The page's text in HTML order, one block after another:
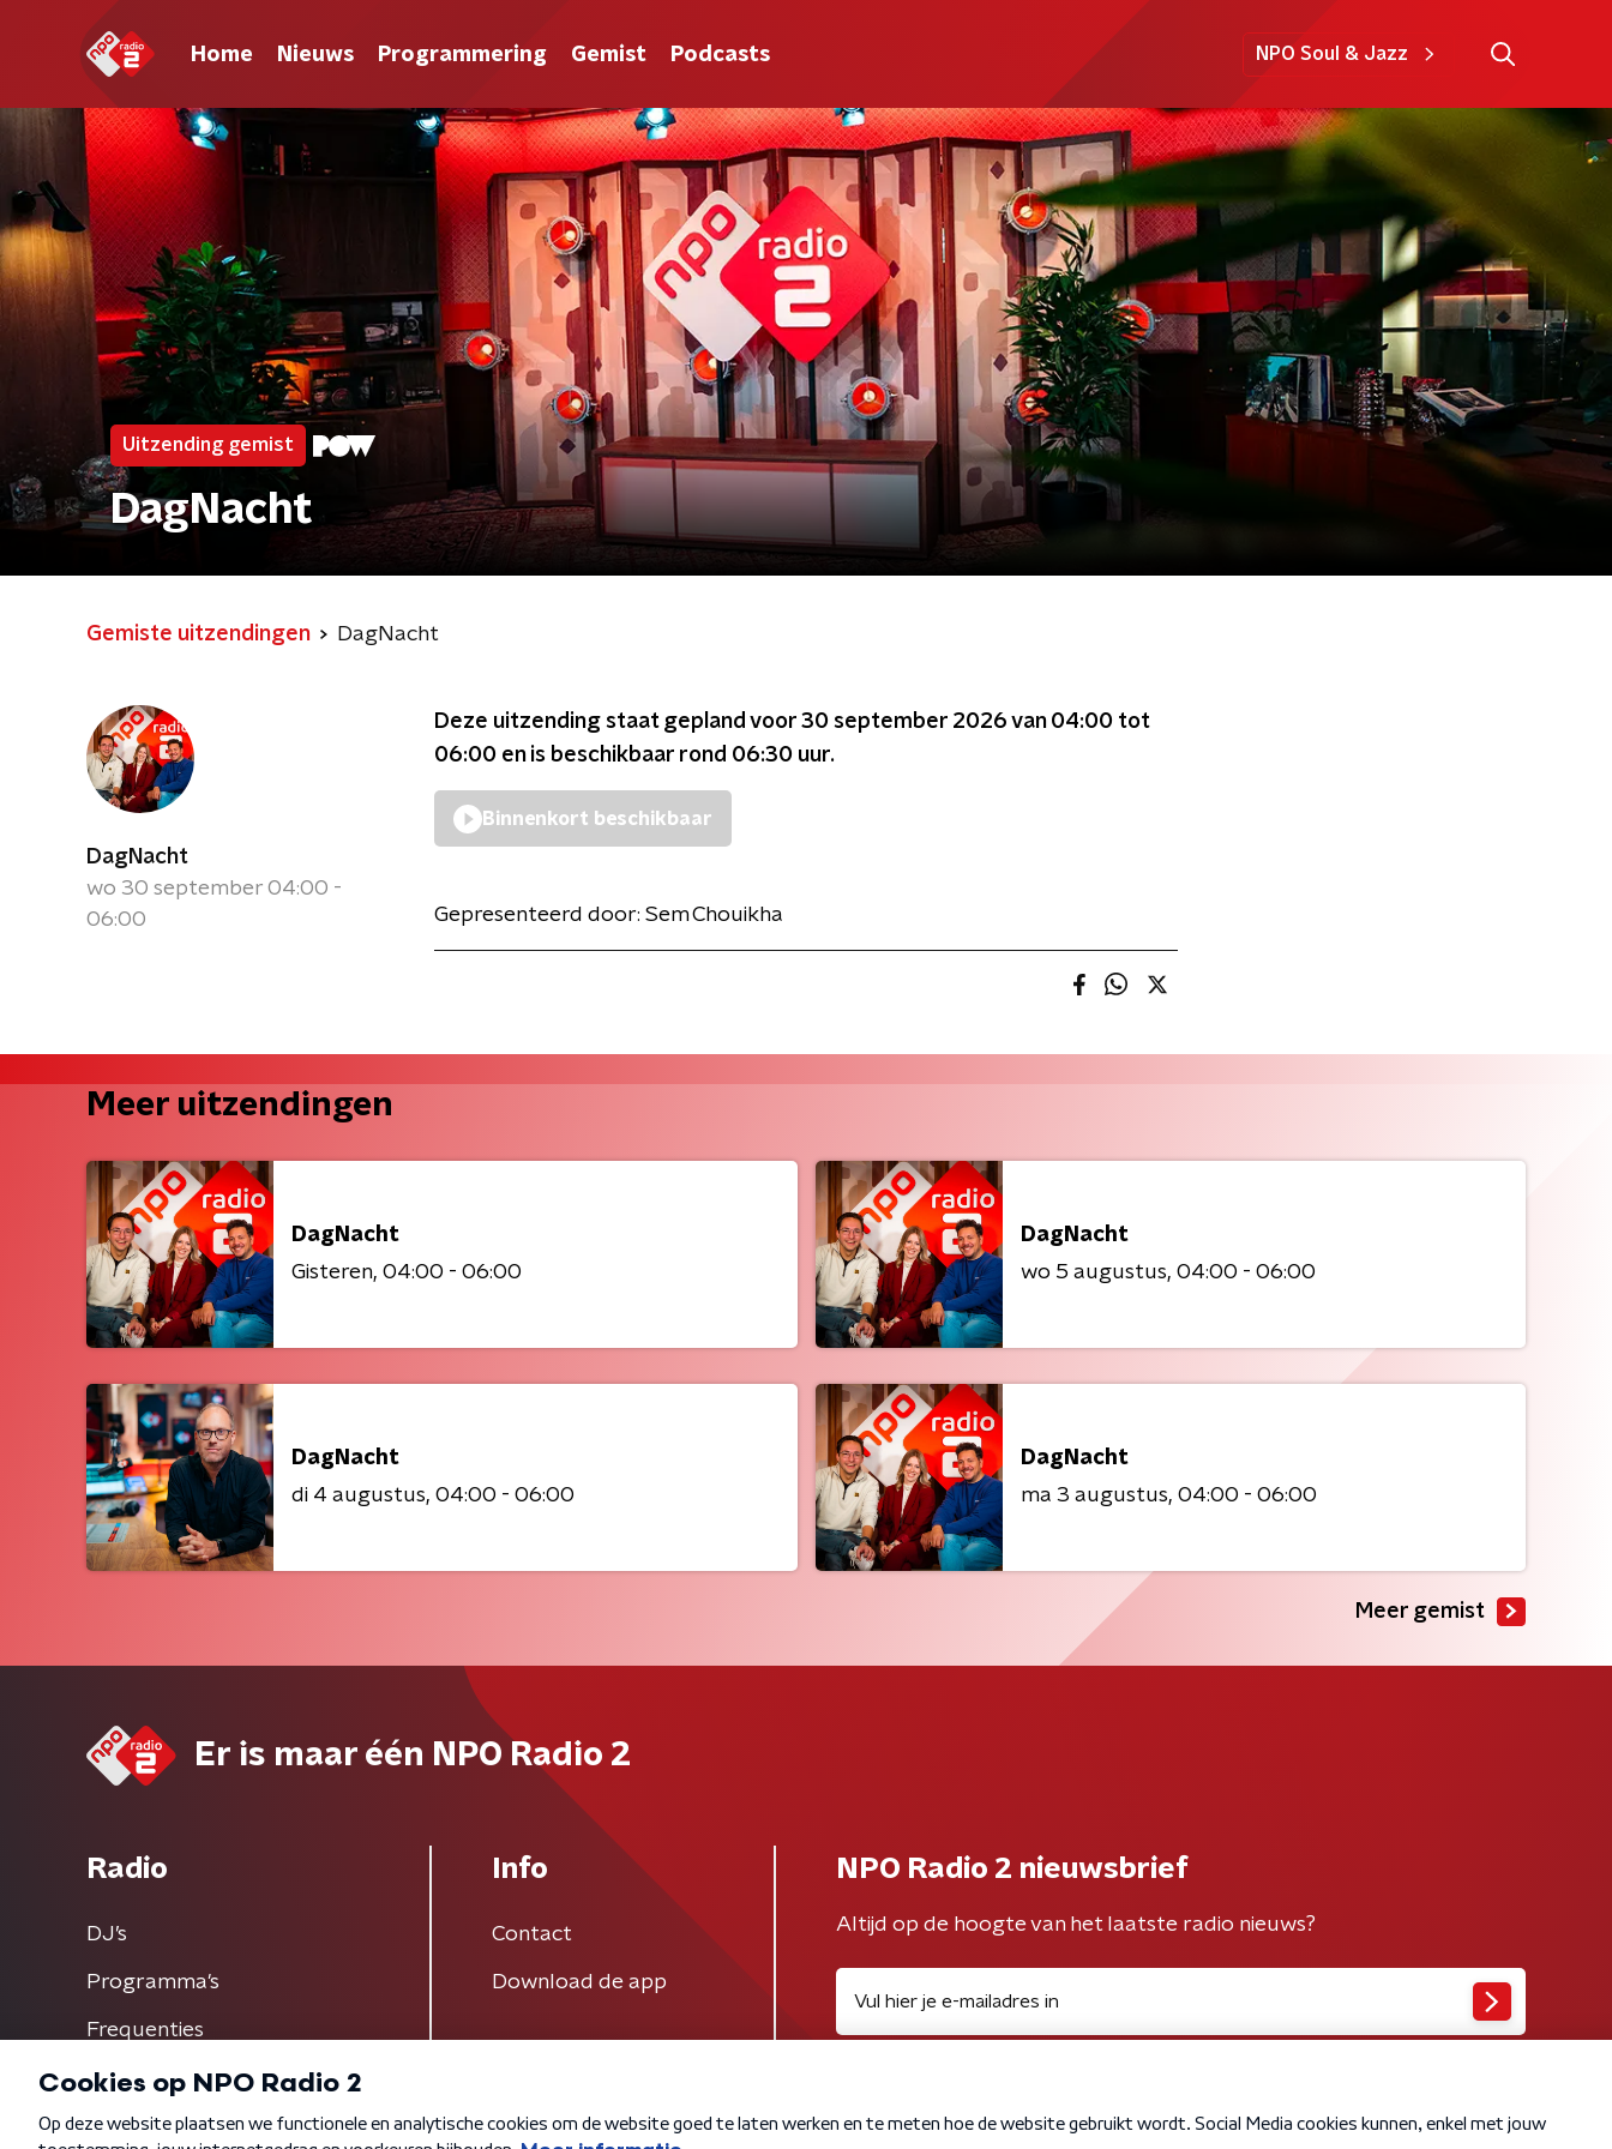
Home Nieuws Programmering Gemist Podcasts NPO Soul & Jazz
Uitzending gemist
DagNacht
Gemiste uitzendingen DagNacht
DagNacht
wo 30 september 04:00 -
06:00
Deze uitzending staat gepland voor 30 september 2026 van 04:00 tot
06:00 en is beschikbaar rond 06:30 uur.
Binnenkort beschikbaar
Gepresenteerd door: Sem Chouikha
Meer uitzendingen
DagNacht
Gisteren 04:00 - 06:00
DagNacht
wo 5 augustus 04:00 - 06:00
DagNacht
di 4 augustus 04:00 - 06:00
DagNacht
ma 3 augustus 04:00 - 06:00
Meer gemist
Er is maar één NPO Radio 2
Radio
DJ’s
Programma's
Frequenties
Info
Contact
Download de app
NPO Radio 2 nieuwsbrief
Altijd op de hoogte van het laatste radio nieuws?